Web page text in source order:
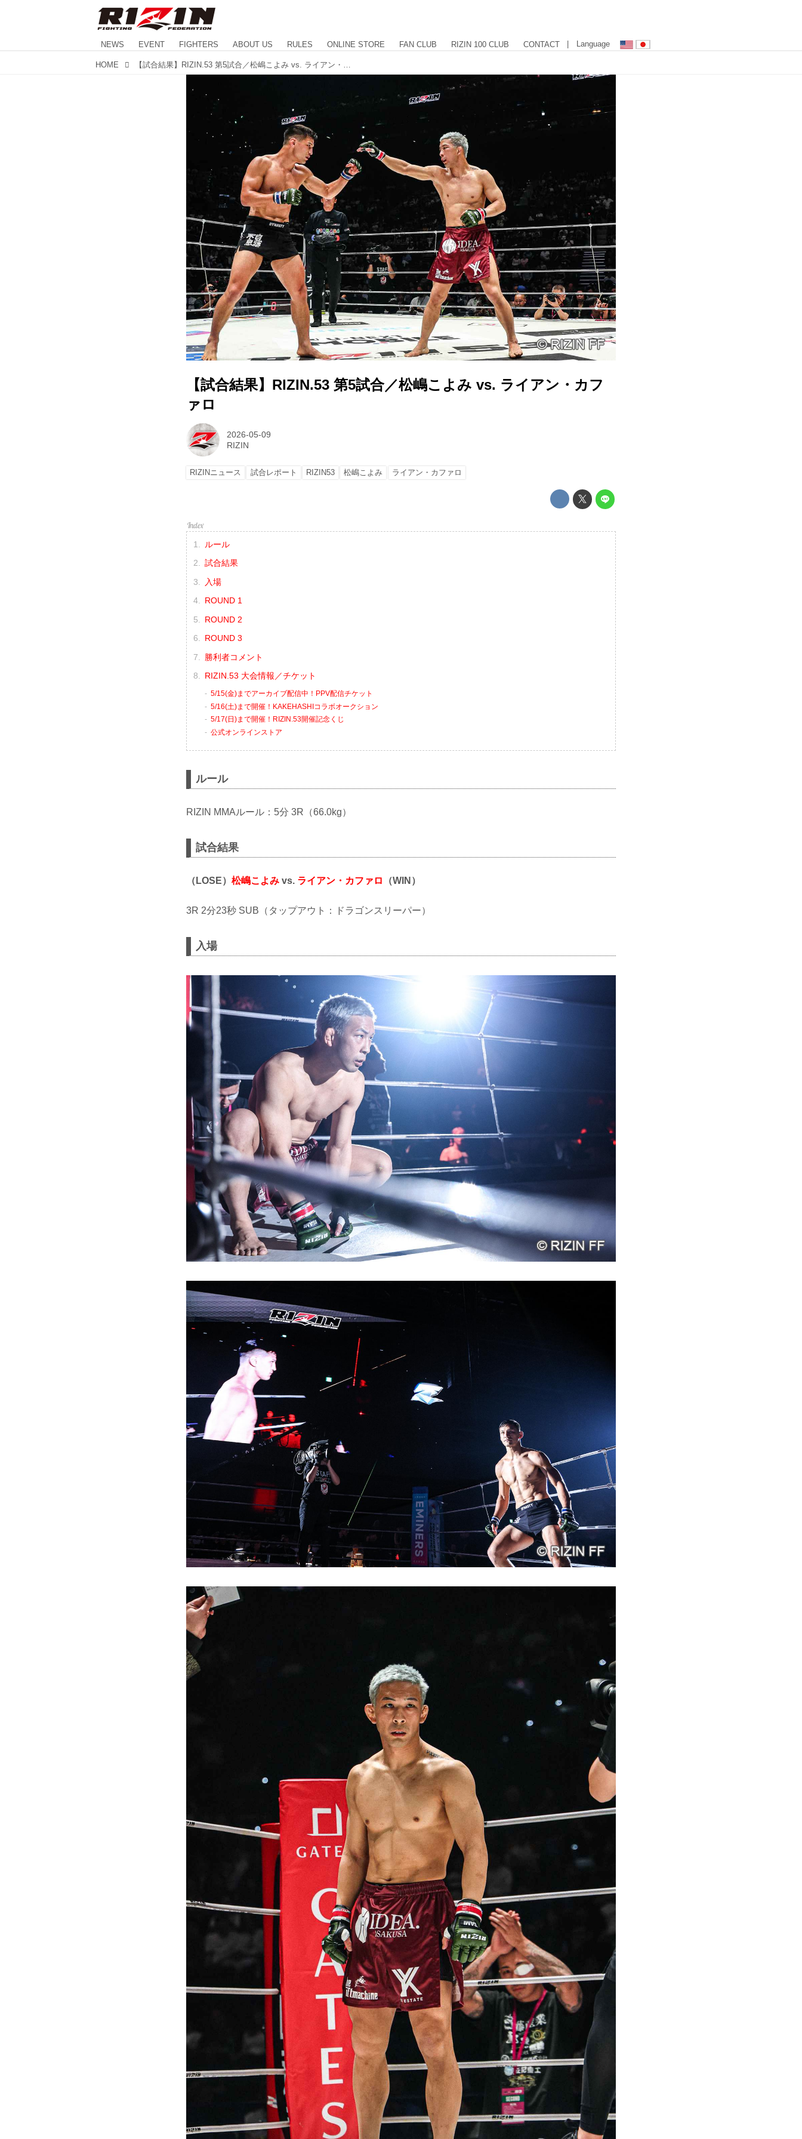
NEWS EVENT FIGHTERS ABOUT US RULES ONLINE STORE FAN CLUB RIZIN 100 CLUB CONTACT | Language
HOME
【試合結果】RIZIN.53 第5試合／松嶋こよみ vs. ライアン・カフ
ァロ
2026-05-09
RIZIN
RIZINニュース 試合レポート RIZIN53 松嶋こよみ ライアン・カファロ
ルール
試合結果
入場
ROUND 1
ROUND 2
ROUND 3
勝利者コメント
RIZIN.53 大会情報／チケット
5/15(金)までアーカイブ配信中！PPV配信チケット
5/16(土)まで開催！KAKEHASHIコラボオークション
5/17(日)まで開催！RIZIN.53開催記念くじ
公式オンラインストア
ルール
RIZIN MMAルール：5分 3R（66.0kg）
試合結果
（LOSE） 松嶋こよみ vs. ライアン・カファロ （WIN）
3R 2分23秒 SUB（タップアウト：ドラゴンスリーパー）
入場